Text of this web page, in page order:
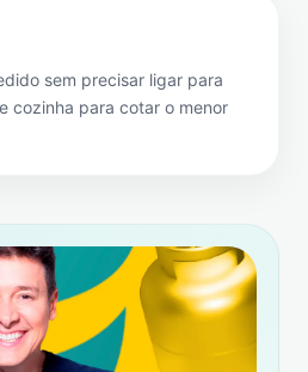
sem precisar ligar para
cozinha para cotar o menor